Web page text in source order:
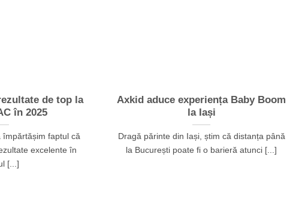
de top la
în 2025
împărtășim faptul că
excelente în
[...]
Axkid aduce experiența Baby Boom
la Iași
Dragă părinte din Iași, știm că distanța până
la București poate fi o barieră atunci [...]